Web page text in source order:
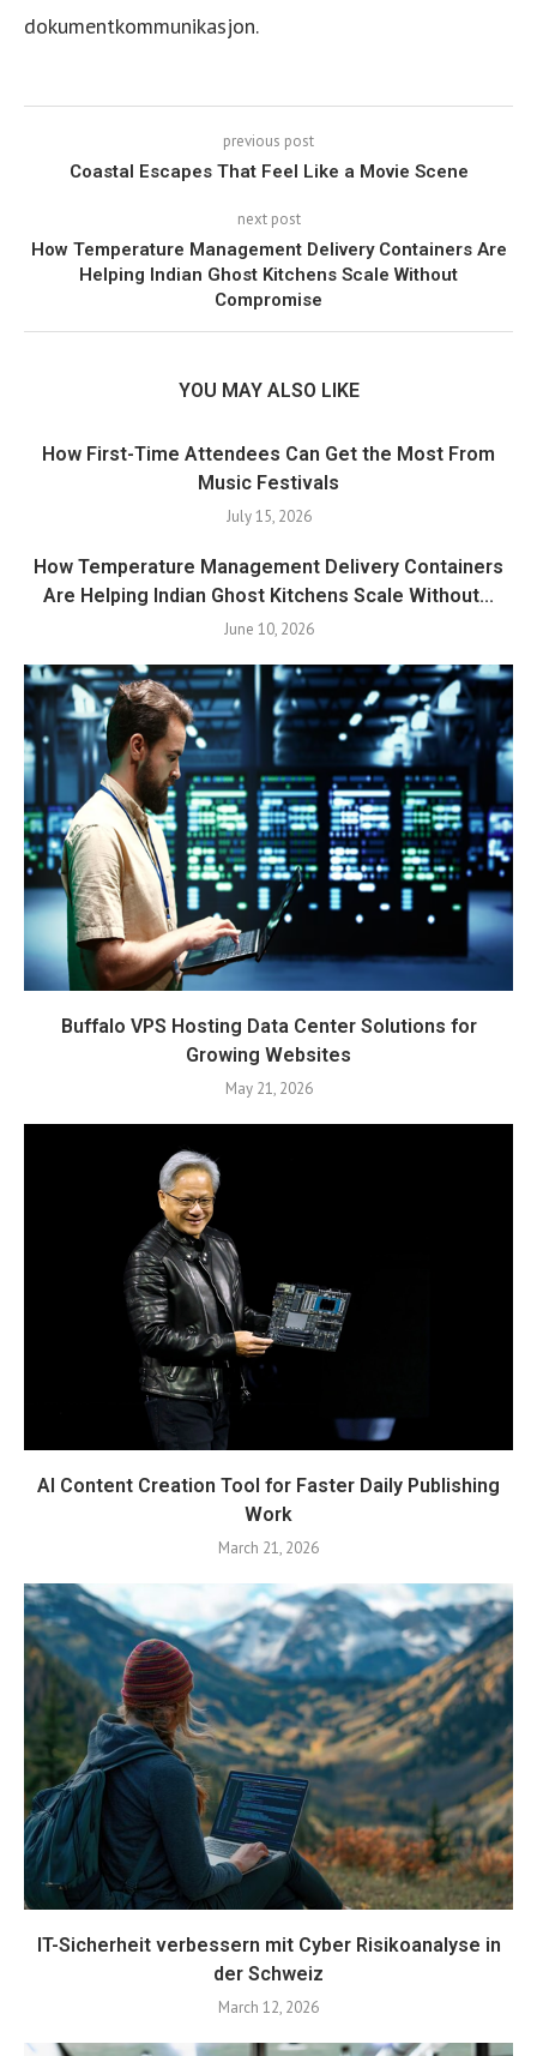
dokumentkommunikasjon.
previous post
Coastal Escapes That Feel Like a Movie Scene
next post
How Temperature Management Delivery Containers Are
Helping Indian Ghost Kitchens Scale Without
Compromise
YOU MAY ALSO LIKE
How First-Time Attendees Can Get the Most From
Music Festivals
July 15, 2026
How Temperature Management Delivery Containers
Are Helping Indian Ghost Kitchens Scale Without...
June 10, 2026
Buffalo VPS Hosting Data Center Solutions for
Growing Websites
May 21, 2026
AI Content Creation Tool for Faster Daily Publishing
Work
March 21, 2026
IT-Sicherheit verbessern mit Cyber Risikoanalyse in
der Schweiz
March 12, 2026